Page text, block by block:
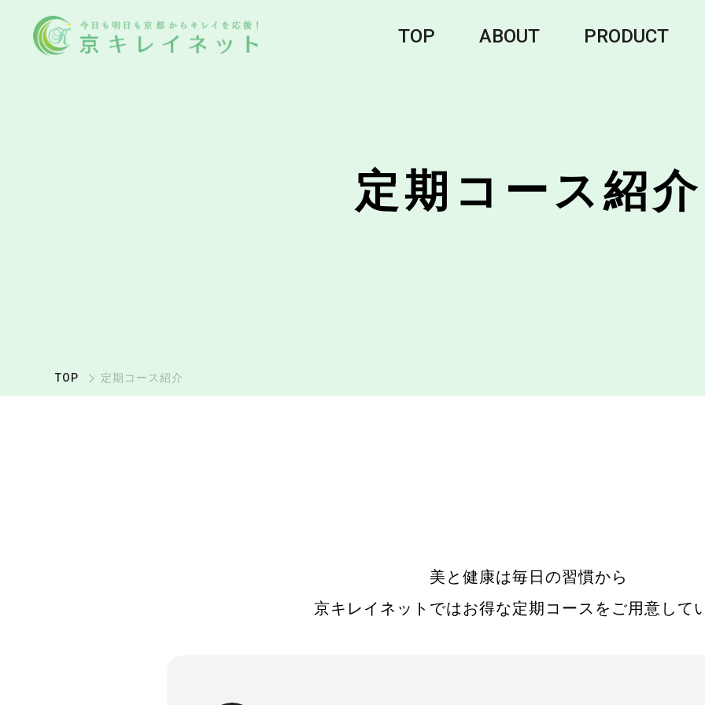
TOP ABOUT PRODUCT
定期コース紹介
TOP 定期コース紹介
美と健康は毎日の習慣から
京キレイネットではお得な定期コースを ご用意して